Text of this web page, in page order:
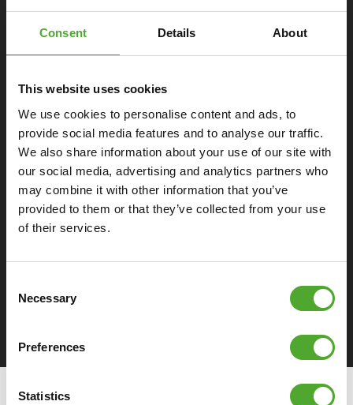
Consent Details About
This website uses cookies
We use cookies to personalise content and ads, to
provide social media features and to analyse our traffic.
We also share information about your use of our site with
our social media, advertising and analytics partners who
may combine it with other information that you’ve
provided to them or that they’ve collected from your use
of their services.
Selection
Necessary
Preferences
Statistics
Algemeen
Ergonomisch
Extra's